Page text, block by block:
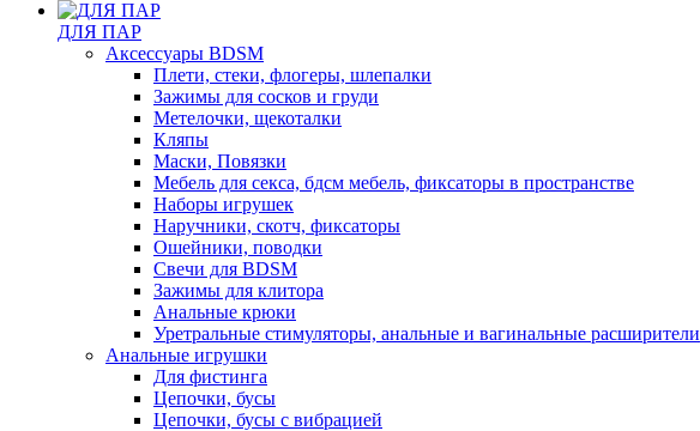
ДЛЯ ПАР
Аксессуары BDSM
Плети, стеки, флогеры, шлепалки
Зажимы для сосков и груди
Метелочки, щекоталки
Кляпы
Маски, Повязки
Мебель для секса, бдсм мебель, фиксаторы в пространстве
Наборы игрушек
Наручники, скотч, фиксаторы
Ошейники, поводки
Свечи для BDSM
Зажимы для клитора
Анальные крюки
Уретральные стимуляторы, анальные и вагинальные расширители
Анальные игрушки
Для фистинга
Цепочки, бусы
Цепочки, бусы с вибрацией